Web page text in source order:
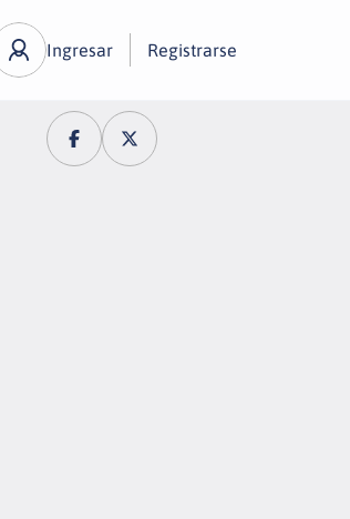
Ingresar Registrarse